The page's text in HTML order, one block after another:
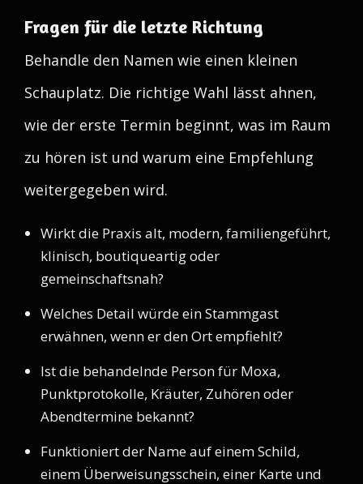
Fragen für die letzte Richtung
Behandle den Namen wie einen kleinen
Schauplatz. Die richtige Wahl lässt ahnen,
wie der erste Termin beginnt, was im Raum
zu hören ist und warum eine Empfehlung
weitergegeben wird.
Wirkt die Praxis alt, modern, familiengeführt,
klinisch, boutiqueartig oder
gemeinschaftsnah?
Welches Detail würde ein Stammgast
erwähnen, wenn er den Ort empfiehlt?
Ist die behandelnde Person für Moxa,
Punktprotokolle, Kräuter, Zuhören oder
Abendtermine bekannt?
Funktioniert der Name auf einem Schild,
einem Überweisungsschein, einer Karte und